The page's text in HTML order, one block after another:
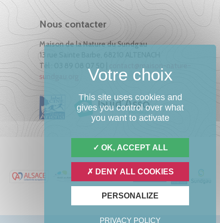
Nous contacter
Maison de la Nature du Sundgau
13 rue Sainte Barbe, 68210 ALTENACH
Tél : 03 89 08 07 50 |
sundgau.org
This site uses cookies and
gives you control over what
you want to activate
OK, ACCEPT ALL
DENY ALL COOKIES
PERSONALIZE
PRIVACY POLICY